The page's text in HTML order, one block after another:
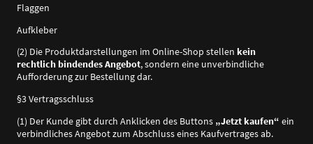
Flaggen
Aufkleber
(2) Die Produktdarstellungen im Online-Shop stellen kein
rechtlich bindendes Angebot, sondern eine unverbindliche
Aufforderung zur Bestellung dar.
§3 Vertragsschluss
(1) Der Kunde gibt durch Anklicken des Buttons „Jetzt kaufen“ ein
verbindliches Angebot zum Abschluss eines Kaufvertrages ab.